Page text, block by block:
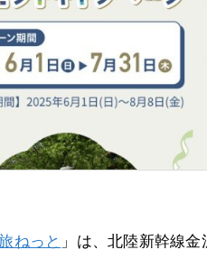
ねっと 」は、北陸新幹線